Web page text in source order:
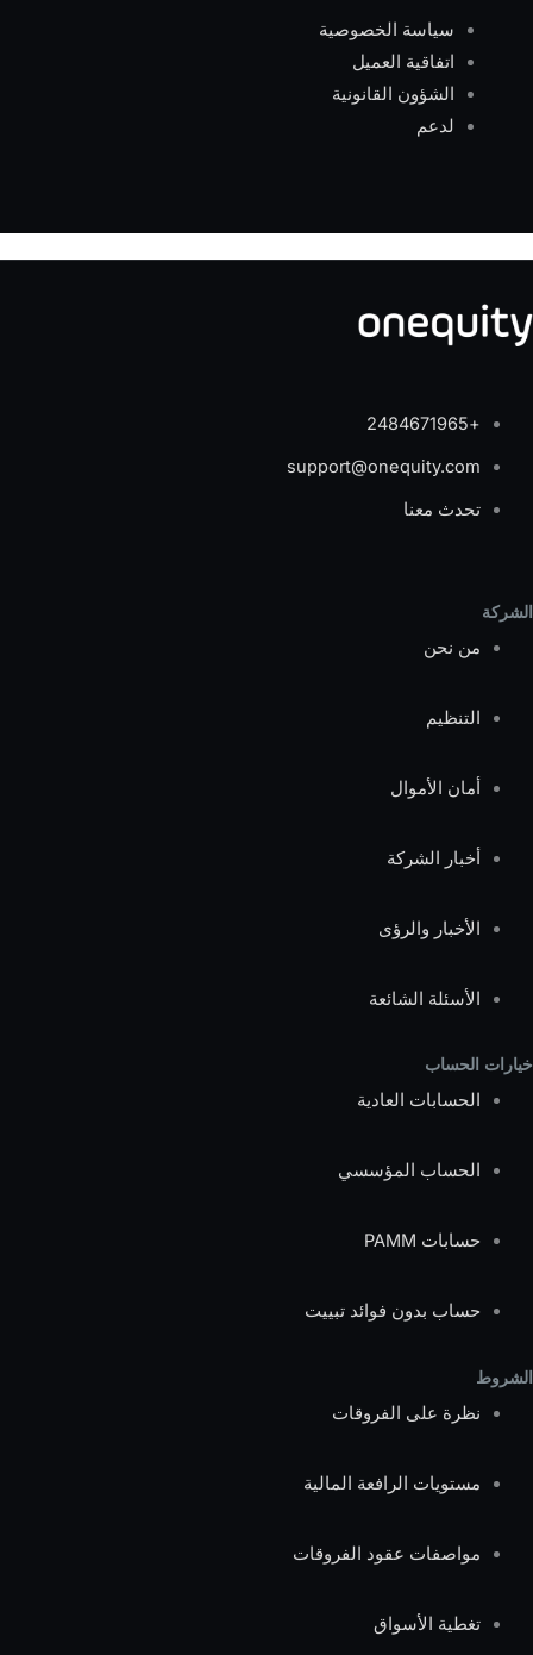
سياسة الخصوصية
اتفاقية العميل
الشؤون القانونية
لدعم
+2484671965
support@onequity.com
تحدث معنا
الشركة
من نحن
التنظيم
أمان الأموال
أخبار الشركة
الأخبار والرؤى
الأسئلة الشائعة
خيارات الحساب
الحسابات العادية
الحساب المؤسسي
حسابات PAMM
حساب بدون فوائد تبييت
الشروط
نظرة على الفروقات
مستويات الرافعة المالية
مواصفات عقود الفروقات
تغطية الأسواق